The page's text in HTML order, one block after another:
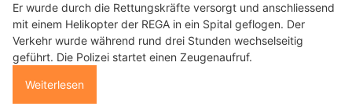
Er wurde durch die Rettungskräfte versorgt und anschliessend
mit einem Helikopter der REGA in ein Spital geflogen. Der
Verkehr wurde während rund drei Stunden wechselseitig
geführt. Die Polizei startet einen Zeugenaufruf.
Weiterlesen